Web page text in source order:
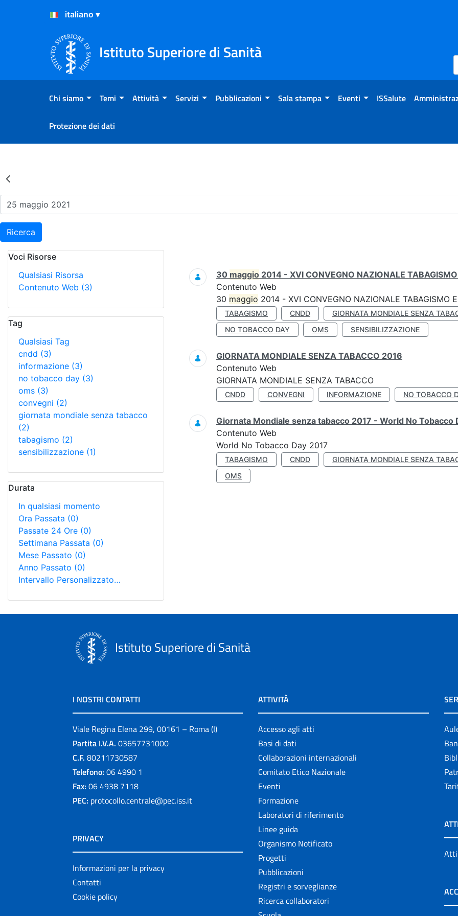
Salta al Contenuto
Salta al Footer
Istituto Superiore di Sanità
Chi siamo Temi Attività Servizi Pubblicazioni Sala stampa Eventi ISSalute
Protezione dei dati
Risultati della Ricerca - Eventi
Ricerca
Voci Risorse
Qualsiasi Risorsa
Contenuto Web (3)
Tag
Qualsiasi Tag
cndd (3)
informazione (3)
no tobacco day (3)
oms (3)
convegni (2)
giornata mondiale senza tabacco
(2)
tabagismo (2)
sensibilizzazione (1)
Durata
In qualsiasi momento
Ora Passata (0)
Passate 24 Ore (0)
Settimana Passata (0)
Mese Passato (0)
Anno Passato (0)
Intervallo Personalizzato…
Ricerca
30 maggio 2014 - XVI CONVEGNO NAZIONALE
Contenuto Web
30 maggio 2014 - XVI CONVEGNO NAZIONALE TABAGISMO
TABAGISMO CNDD GIORNATA MONDIALE SENZA
NO TOBACCO DAY
OMS SENSIBILIZZAZIONE
GIORNATA MONDIALE SENZA TABACCO 2016
Contenuto Web
GIORNATA MONDIALE SENZA TABACCO
CNDD CONVEGNI INFORMAZIONE NO TOBACCO
Giornata Mondiale senza tabacco 2017 - World No Tobacco
Contenuto Web
World No Tobacco Day 2017
TABAGISMO CNDD GIORNATA MONDIALE SENZA
OMS
Istituto Superiore di Sanità
I NOSTRI CONTATTI
Viale Regina Elena 299, 00161 – Roma (I)
Partita I.V.A. 03657731000
C.F. 80211730587
Telefono: 06 4990 1
Fax: 06 4938 7118
PEC: protocollo.centrale@pec.iss.it
PRIVACY
Informazioni per la privacy
Contatti
Cookie policy
ATTIVITÀ
Accesso agli atti
Basi di dati
Collaborazioni internazionali
Comitato Etico Nazionale
Eventi
Formazione
Laboratori di riferimento
Linee guida
Organismo Notificato
Progetti
Pubblicazioni
Registri e sorveglianze
Ricerca collaboratori
Atti